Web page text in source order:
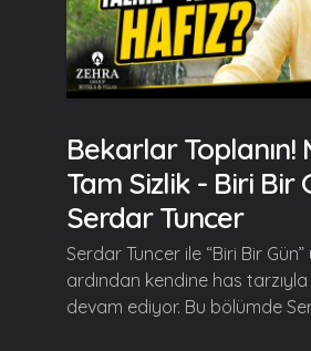
Bekarlar Toplanın!
Tam Sizlik - Biri Bir
Serdar Tuncer
Serdar Tuncer ile “Biri Bir
ardından kendine has tarzıyla
devam ediyor. Bu bölümde